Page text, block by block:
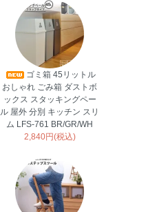
ゴミ箱 45リットル
おしゃれ ごみ箱 ダストボ
ックス スタッキングペー
ル 屋外 分別 キッチン スリ
ム LFS-761 BR/GR/WH
2,840円(税込)